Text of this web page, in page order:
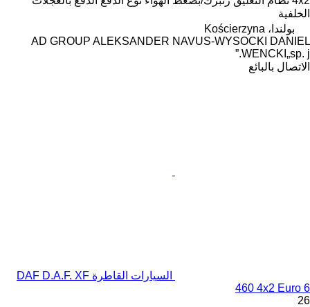
الخلفية
بولندا، Kościerzyna
AD GROUP ALEKSANDER NAVUS-WYSOCKI DANIEL
WENCKI„sp. j.”
الاتصال بالبائع
السيارات القاطرة DAF D.A.F. XF
460 4x2 Euro 6
26